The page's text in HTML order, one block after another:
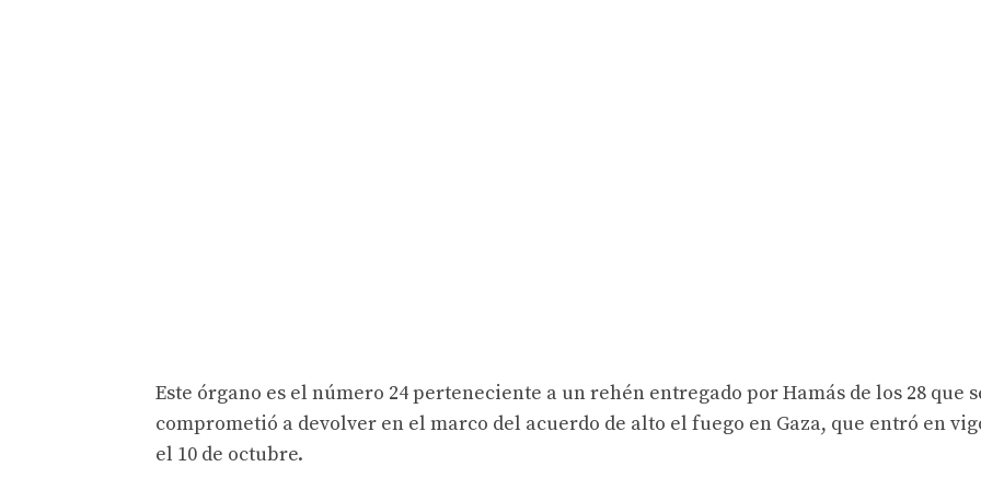
Este órgano es el número 24 perteneciente a un rehén entregado por Hamás de los 28 que
comprometió a devolver en el marco del acuerdo de alto el fuego en Gaza, que entró en
el 10 de octubre.